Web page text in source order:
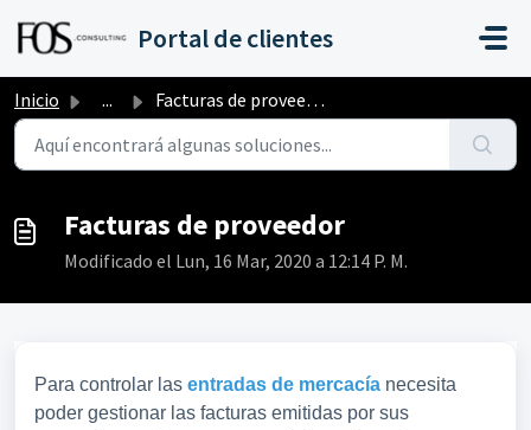
Portal de clientes
Inicio ... Facturas de proveedor
Facturas de proveedor
Modificado el Lun, 16 Mar, 2020 a 12:14 P. M.
Para controlar las entradas de mercacía necesita
poder gestionar las facturas emitidas por sus